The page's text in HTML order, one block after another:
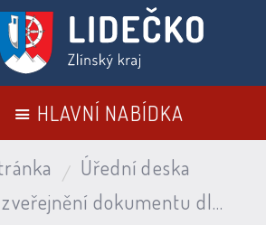
HLAVNÍ NABÍDKA
Úřední deska
dle zákona č. 250/2000 Sb. – Rozpočtové provizorium na rok 2026